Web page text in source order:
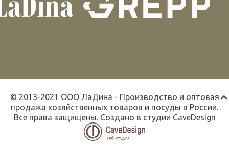
© 2013-2021 ООО ЛаДина - Производство и оптовая
продажа хозяйственных товаров и посуды в России.
Все права защищены. Создано в студии CaveDesign